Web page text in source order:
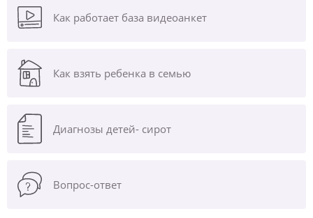
Как работает база видеоанкет
Как взять ребенка в семью
Диагнозы детей- сирот
Вопрос-ответ